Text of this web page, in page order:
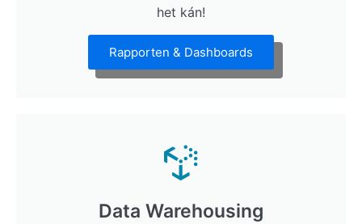
het kán!
Rapporten & Dashboards
Data Warehousing